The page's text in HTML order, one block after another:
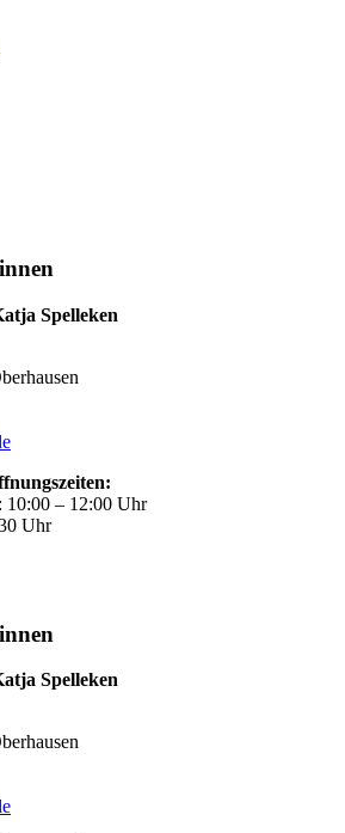
Spelleken
10:00 – 12:00 Uhr
Uhr
Spelleken